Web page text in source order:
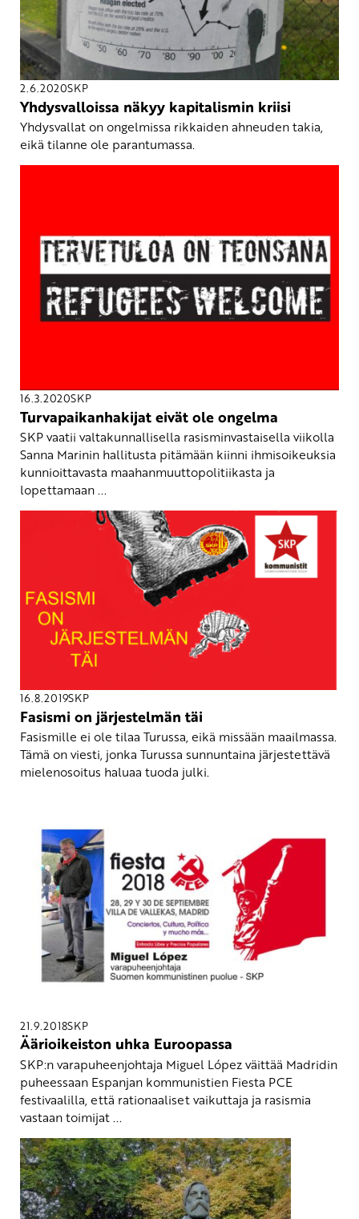
2.6.2020SKP
Yhdysvalloissa näkyy kapitalismin kriisi
Yhdysvallat on ongelmissa rikkaiden ahneuden takia,
eikä tilanne ole parantumassa.
16.3.2020SKP
Turvapaikanhakijat eivät ole ongelma
SKP vaatii valtakunnallisella rasisminvastaisella viikolla
Sanna Marinin hallitusta pitämään kiinni ihmisoikeuksia
kunnioittavasta maahanmuuttopolitiikasta ja
lopettamaan ...
16.8.2019SKP
Fasismi on järjestelmän täi
Fasismille ei ole tilaa Turussa, eikä missään maailmassa.
Tämä on viesti, jonka Turussa sunnuntaina järjestettävä
mielenosoitus haluaa tuoda julki.
21.9.2018SKP
Äärioikeiston uhka Euroopassa
SKP:n varapuheenjohtaja Miguel López väittää Madridin
puheessaan Espanjan kommunistien Fiesta PCE
festivaalilla, että rationaaliset vaikuttaja ja rasismia
vastaan toimijat ...